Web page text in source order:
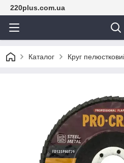
220plus.com.ua
Каталог Круг